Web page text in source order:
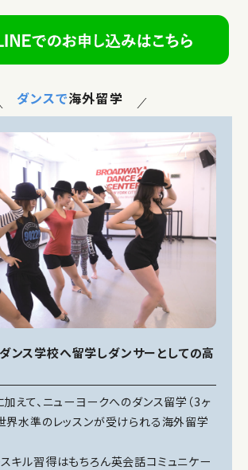
ダンスで海外留学
ンス学校へ留学しダンサーとしての高
えて、ニューヨークへのダンス留学（3ヶ
界水準のレッスンが受けられる海外留学
キル習得はもちろん英会話コミュニケー